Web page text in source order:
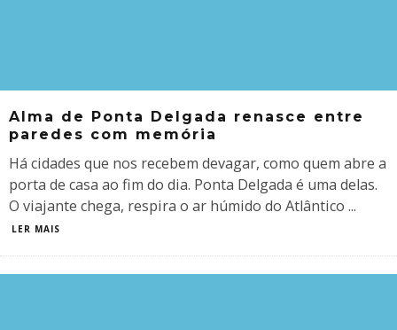
Alma de Ponta Delgada renasce entre
paredes com memória
Há cidades que nos recebem devagar, como quem abre a
porta de casa ao fim do dia. Ponta Delgada é uma delas.
O viajante chega, respira o ar húmido do Atlântico ...
LER MAIS